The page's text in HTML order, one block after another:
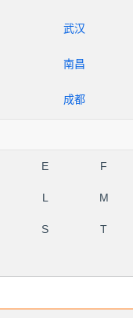
武汉
南昌
成都
E F
L M
S T